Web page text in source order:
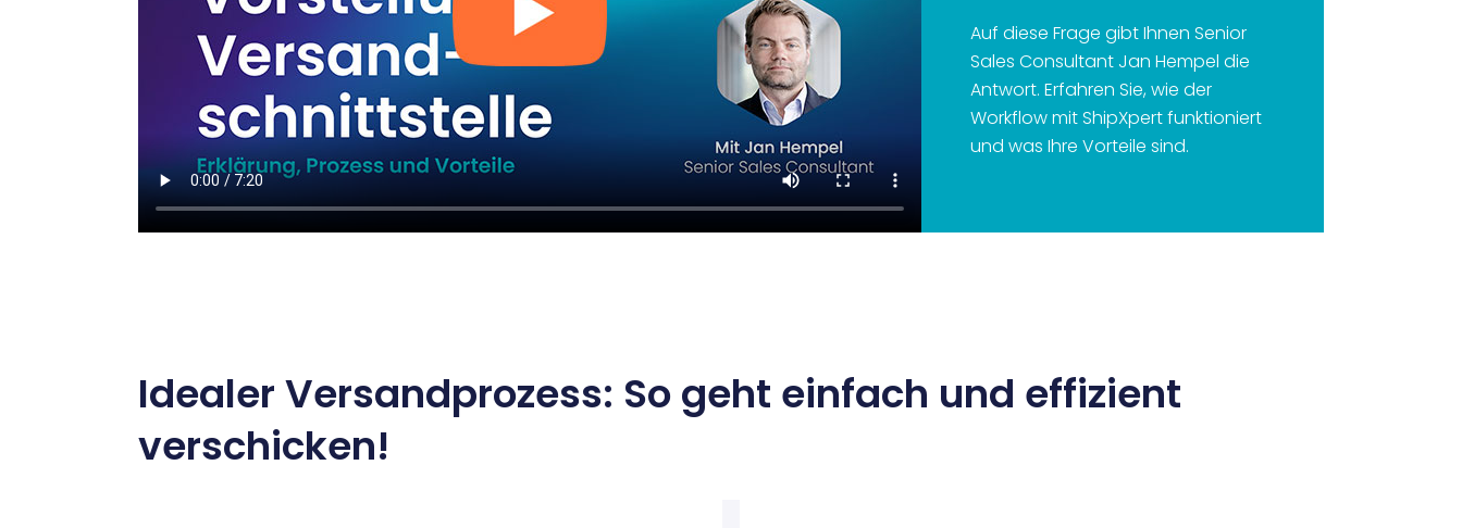
Auf diese Frage gibt Ihnen Senior
Sales Consultant Jan Hempel die
Antwort. Erfahren Sie, wie der
Workflow mit ShipXpert funktioniert
und was Ihre Vorteile sind.
Idealer Versandprozess: So geht einfach und effizient
verschicken!